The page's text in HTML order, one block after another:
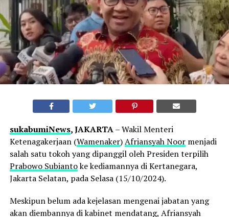
sukabumiNews, JAKARTA– Wakil Menteri
Ketenagakerjaan (Wamenaker)Afriansyah Noormenjadi
salah satu tokoh yang dipanggil oleh Presiden terpilih
Prabowo Subiantoke kediamannya di Kertanegara,
Jakarta Selatan, pada Selasa (15/10/2024).
Meskipun belum ada kejelasan mengenai jabatan yang
akan diembannya di kabinet mendatang, Afriansyah